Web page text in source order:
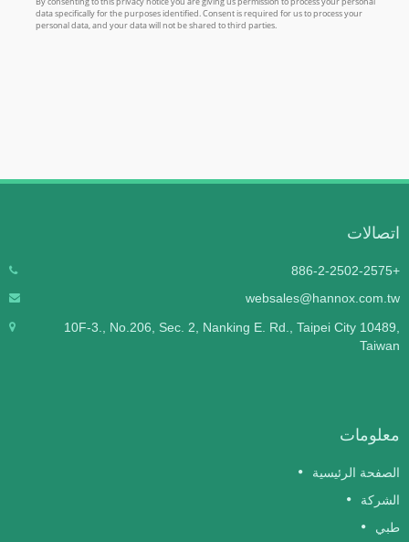
اتصالات
+886-2-2502-2575
websales@hannox.com.tw
10F-3., No.206, Sec. 2, Nanking E. Rd., Taipei City 10489,
Taiwan
معلومات
الصفحة الرئيسية
الشركة
طبي